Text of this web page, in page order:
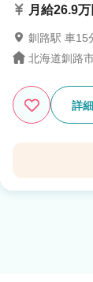
月給26.9
釧路駅 車15
北海道釧路
詳
soen by